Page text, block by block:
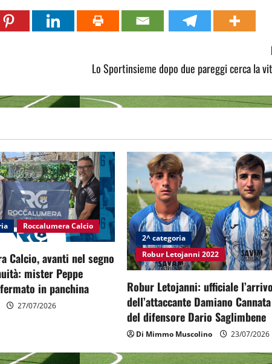
Lo Sportinsieme dopo due pareggi cerca la
Roccalumera Calcio
Calcio, avanti nel segno
mister Peppe
in panchina
27/07/2026
2^ categoria
Robur Letojanni 2022
Robur Letojanni: ufficiale l’arrivo
dell’attaccante Damiano
del difensore Dario Saglimbene
Di Mimmo Muscolino 23/07/2026